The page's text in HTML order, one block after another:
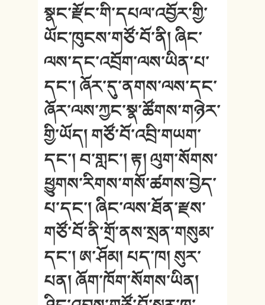
སྣང་རྫོང་གི་དཔལ་འབྱོར་གྱི་
ཡོང་ཁུངས་གཙོ་བོ་ནི། ཞིང་
ལས་དང་འབྲོག་ལས་ཡིན་པ་
དང་། ཞོར་དུ་ནགས་ལས་དང་
ཞོར་ལས་ཀྱང་སྣ་ཚོགས་གཉེར་
གྱི་ཡོད། གཙོ་བོ་འབྲི་གཡག་
དང་། བ་གླང་། རྟ། ལུག་སོགས་
ཕྱུགས་རིགས་གསོ་ཚགས་བྱེད་
པ་དང་། ཞིང་ལས་ཐོན་རྫས་
གཙོ་བོ་ནི་གྲོ་ནས་སྲན་གསུམ་
དང་། ཨ་ཤོམ། པད་ཁ། སུར་
པན། ཞོག་ཁོག་སོགས་ཡིན།